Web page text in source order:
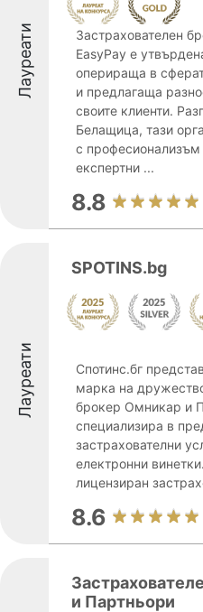
Лауреати
Застрахователен
EasyPay е
оперираща в
и предлагаща
своите клиенти.
Белащица, тази
с професионализъм
експертни ...
8.8
Лауреати
SPOTINS.bg
Спотинс.бг
марка на
брокер Омникар и
специализира в
застрахователни
електронни
лицензиран
8.6
и Партньори